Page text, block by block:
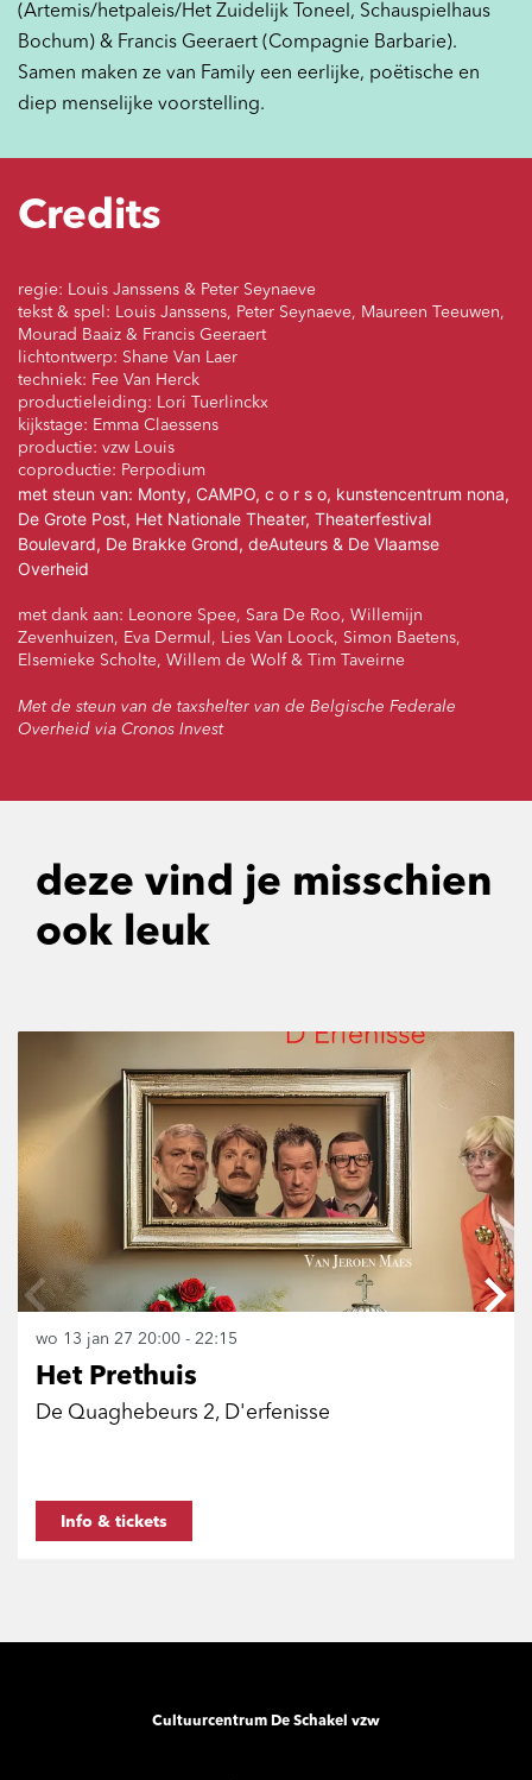
(Artemis/hetpaleis/Het Zuidelijk Toneel, Schauspielhaus
Bochum) & Francis Geeraert (Compagnie Barbarie).
Samen maken ze van Family een eerlijke, poëtische en
diep menselijke voorstelling.
Credits
regie: Louis Janssens & Peter Seynaeve
tekst & spel: Louis Janssens, Peter Seynaeve, Maureen Teeuwen,
Mourad Baaiz & Francis Geeraert
lichtontwerp: Shane Van Laer
techniek: Fee Van Herck
productieleiding: Lori Tuerlinckx
kijkstage: Emma Claessens
productie: vzw Louis
coproductie: Perpodium
met steun van: Monty, CAMPO, c o r s o, kunstencentrum nona,
De Grote Post, Het Nationale Theater, Theaterfestival
Boulevard, De Brakke Grond, deAuteurs & De Vlaamse
Overheid
met dank aan: Leonore Spee, Sara De Roo, Willemijn
Zevenhuizen, Eva Dermul, Lies Van Loock, Simon Baetens,
Elsemieke Scholte, Willem de Wolf & Tim Taveirne
Met de steun van de taxshelter van de Belgische Federale
Overheid via Cronos Invest
deze vind je misschien
ook leuk
Het Prethuis
De Quaghebeurs 2, D'erfenisse
wo 13 jan 27 20:00 - 22:15
Info & tickets
Cultuurcentrum De Schakel vzw